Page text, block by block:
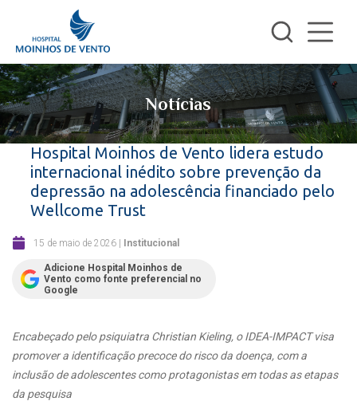
Notícias
Hospital Moinhos de Vento lidera estudo
internacional inédito sobre prevenção da
depressão na adolescência financiado pelo
Wellcome Trust
15 de maio de 2026 | Institucional
Adicione Hospital Moinhos de
Vento como fonte preferencial no
Google
Encabeçado pelo psiquiatra Christian Kieling, o IDEA-IMPACT visa
promover a identificação precoce do risco da doença, com a
inclusão de adolescentes como protagonistas em todas as etapas
da pesquisa